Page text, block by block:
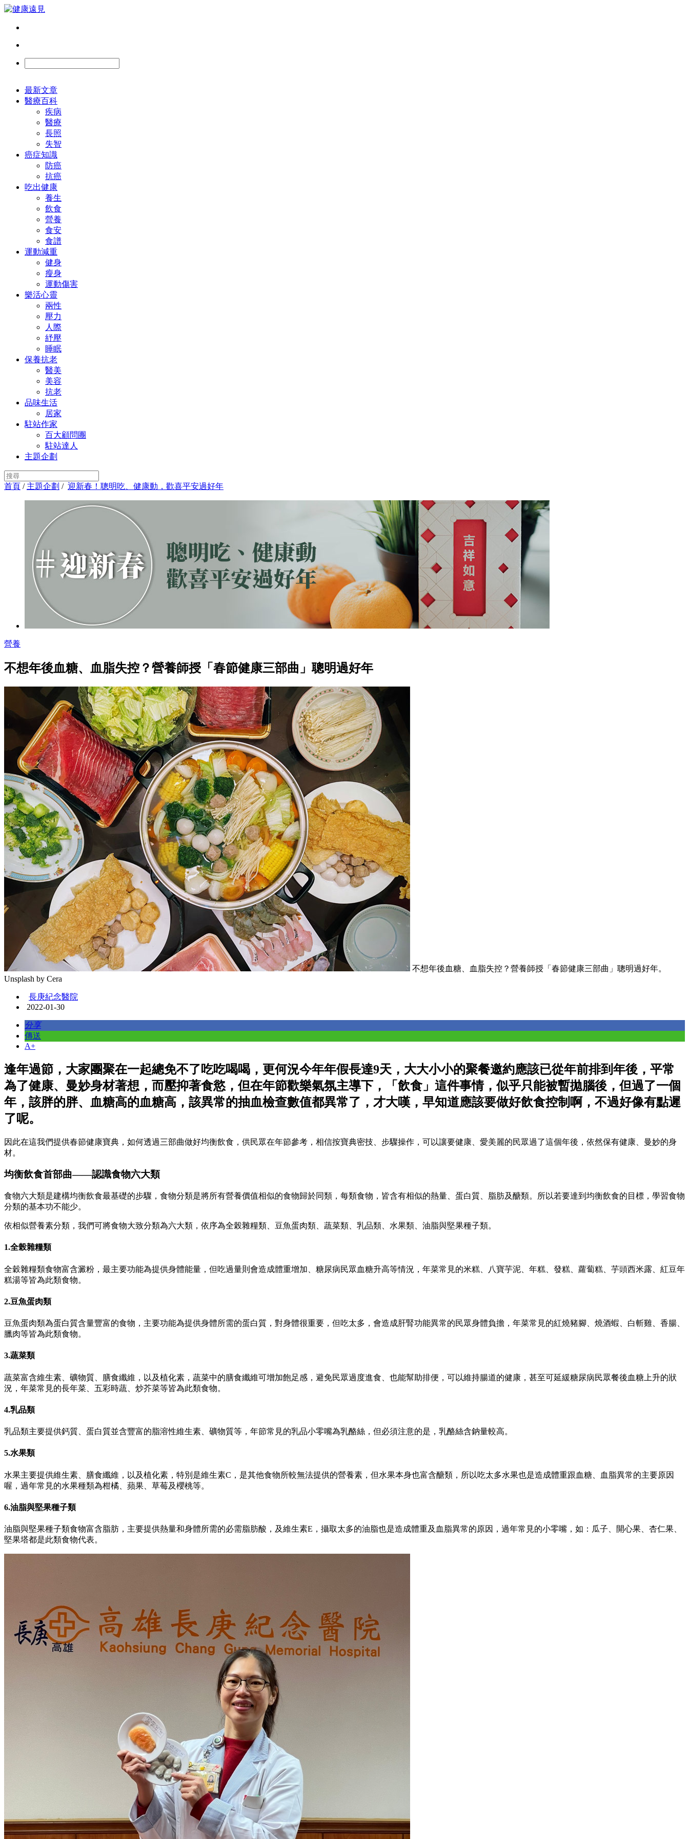
最新文章
醫療百科
疾病
醫療
長照
失智
癌症知識
防癌
抗癌
吃出健康
養生
飲食
營養
食安
食譜
運動減重
健身
瘦身
運動傷害
樂活心靈
兩性
壓力
人際
紓壓
睡眠
保養抗老
醫美
美容
抗老
品味生活
居家
駐站作家
百大顧問團
駐站達人
主題企劃
首頁 / 主題企劃 / 迎新春！聰明吃、健康動，歡喜平安過好年
營養
不想年後血糖、血脂失控？營養師授「春節健康三部曲」聰明過好年
不想年後血糖、血脂失控？營養師授「春節健康三部曲」聰明過好年。
Unsplash by Cera
長庚紀念醫院
2022-01-30
分享
傳送
A+
逢年過節，大家團聚在一起總免不了吃吃喝喝，更何況今年年假長達9天，大大小小的聚餐邀約應該已從年前排到年後，平常
為了健康、曼妙身材著想，而壓抑著食慾，但在年節歡樂氣氛主導下，「飲食」這件事情，似乎只能被暫拋腦後，但過了一個
年，該胖的胖、血糖高的血糖高，該異常的抽血檢查數值都異常了，才大嘆，早知道應該要做好飲食控制啊，不過好像有點遲
了呢。
因此在這我們提供春節健康寶典，如何透過三部曲做好均衡飲食，供民眾在年節參考，相信按寶典密技、步驟操作，可以讓要健康、愛美麗的民眾過了這個年後，依然保有健康、曼妙的身
材。
均衡飲食首部曲——認識食物六大類
食物六大類是建構均衡飲食最基礎的步驟，食物分類是將所有營養價值相似的食物歸於同類，每類食物，皆含有相似的熱量、蛋白質、脂肪及醣類。所以若要達到均衡飲食的目標，學習食物
分類的基本功不能少。
依相似營養素分類，我們可將食物大致分類為六大類，依序為全榖雜糧類、豆魚蛋肉類、蔬菜類、乳品類、水果類、油脂與堅果種子類。
1.全榖雜糧類
全穀雜糧類食物富含澱粉，最主要功能為提供身體能量，但吃過量則會造成體重增加、糖尿病民眾血糖升高等情況，年菜常見的米糕、八寶芋泥、年糕、發糕、蘿蔔糕、芋頭西米露、紅豆年
糕湯等皆為此類食物。
2.豆魚蛋肉類
豆魚蛋肉類為蛋白質含量豐富的食物，主要功能為提供身體所需的蛋白質，對身體很重要，但吃太多，會造成肝腎功能異常的民眾身體負擔，年菜常見的紅燒豬腳、燒酒蝦、白斬雞、香腸、
臘肉等皆為此類食物。
3.蔬菜類
蔬菜富含維生素、礦物質、膳食纖維，以及植化素，蔬菜中的膳食纖維可增加飽足感，避免民眾過度進食、也能幫助排便，可以維持腸道的健康，甚至可延緩糖尿病民眾餐後血糖上升的狀
況，年菜常見的長年菜、五彩時蔬、炒芥菜等皆為此類食物。
4.乳品類
乳品類主要提供鈣質、蛋白質並含豐富的脂溶性維生素、礦物質等，年節常見的乳品小零嘴為乳酪絲，但必須注意的是，乳酪絲含鈉量較高。
5.水果類
水果主要提供維生素、膳食纖維，以及植化素，特別是維生素C，是其他食物所較無法提供的營養素，但水果本身也富含醣類，所以吃太多水果也是造成體重跟血糖、血脂異常的主要原因
喔，過年常見的水果種類為柑橘、蘋果、草莓及櫻桃等。
6.油脂與堅果種子類
油脂與堅果種子類食物富含脂肪，主要提供熱量和身體所需的必需脂肪酸，及維生素E，攝取太多的油脂也是造成體重及血脂異常的原因，過年常見的小零嘴，如：瓜子、開心果、杏仁果、
堅果塔都是此類食物代表。